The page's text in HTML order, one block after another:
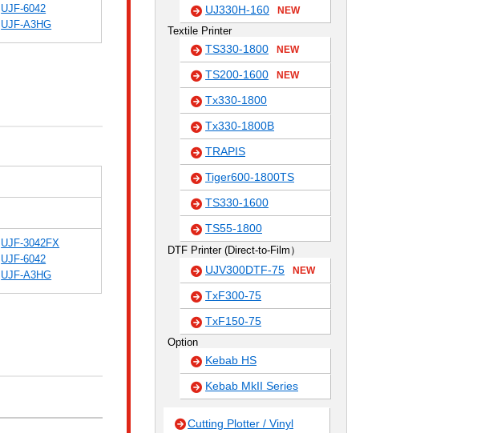
UJF-6042
UJF-A3HG
UJF-3042FX
UJF-6042
UJF-A3HG
UJ330H-160 NEW
Textile Printer
TS330-1800 NEW
TS200-1600 NEW
Tx330-1800
Tx330-1800B
TRAPIS
Tiger600-1800TS
TS330-1600
TS55-1800
DTF Printer (Direct-to-Film）
UJV300DTF-75 NEW
TxF300-75
TxF150-75
Option
Kebab HS
Kebab MkII Series
Cutting Plotter / Vinyl